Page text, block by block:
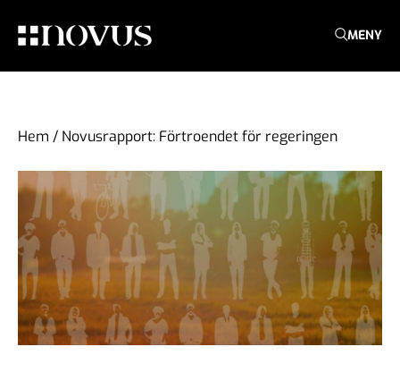
MENY
Hem / Novusrapport: Förtroendet för regeringen